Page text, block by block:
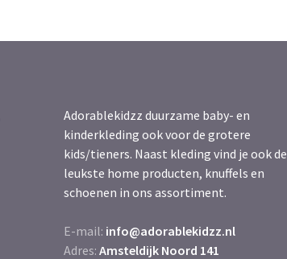
Adorablekidzz duurzame baby- en
kinderkleding ook voor de grotere
kids/tieners. Naast kleding vind je ook de
leukste home producten, knuffels en
schoenen in ons assortiment.
E-mail: info@adorablekidzz.nl
Adres: Amsteldijk Noord 141